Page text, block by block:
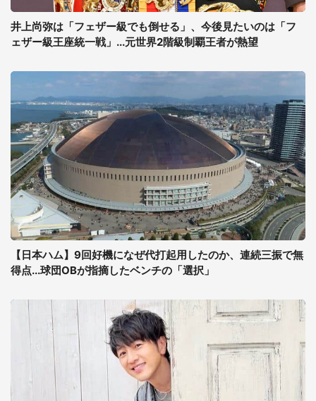
井上尚弥は「フェザー級でも倒せる」、今後見たいのは「フ
ェザー級王座統一戦」...元世界2階級制覇王者が熱望
【日本ハム】9回好機になぜ代打起用したのか、連続三振で無
得点...球団OBが指摘したベンチの「選択」